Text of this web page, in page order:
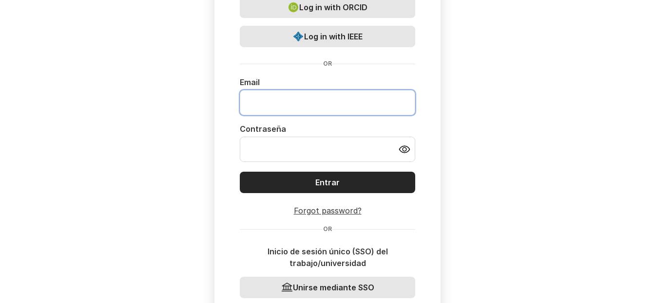
Log in with ORCID
Log in with IEEE
OR
Email
Contraseña
Entrar
Forgot password?
OR
Inicio de sesión único (SSO) del
trabajo/universidad
Unirse mediante SSO